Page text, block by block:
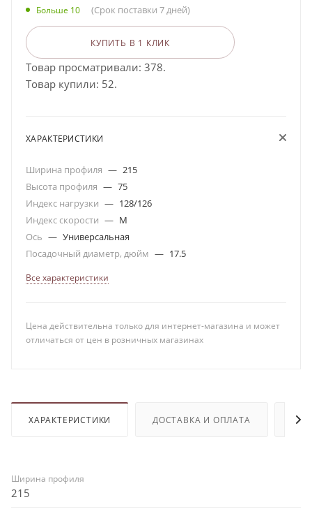
Больше 10 (Срок поставки 7 дней)
КУПИТЬ В 1 КЛИК
Товар просматривали: 378.
Товар купили: 52.
ХАРАКТЕРИСТИКИ
Ширина профиля — 215
Высота профиля — 75
Индекс нагрузки — 128/126
Индекс скорости — M
Ось — Универсальная
Посадочный диаметр, дюйм — 17.5
Все характеристики
Цена действительна только для интернет-магазина и может
отличаться от цен в розничных магазинах
ХАРАКТЕРИСТИКИ ДОСТАВКА И ОПЛАТА
Ширина профиля
215